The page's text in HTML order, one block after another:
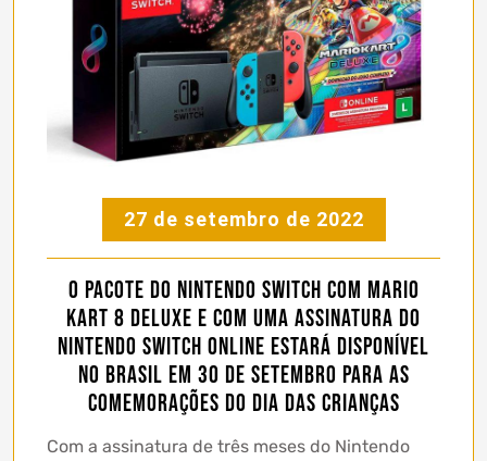
27 de setembro de 2022
O pacote do Nintendo Switch com Mario
Kart 8 Deluxe e com uma assinatura do
Nintendo Switch Online estará disponível
no Brasil em 30 de setembro para as
comemorações do Dia das Crianças
Com a assinatura de três meses do Nintendo